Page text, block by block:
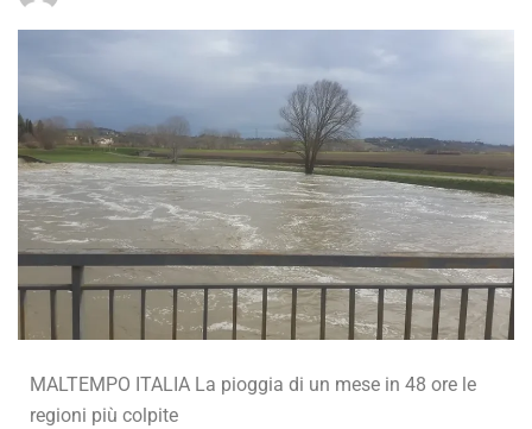
MALTEMPO ITALIA La pioggia di un mese in 48 ore le
regioni più colpite